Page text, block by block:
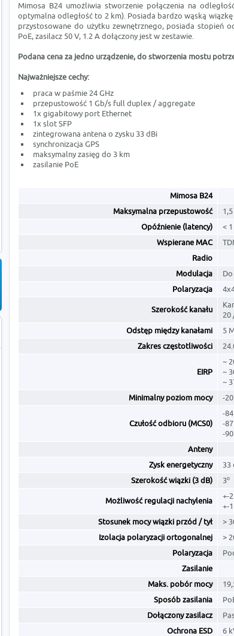
Mimosa B24 umożliwia stworzenie połączenia na
optymalna odległość to 2 km). Posiada bardzo wąską
przystosowane do użytku zewnętrznego, posiada stopień
PoE, zasilacz 50 V, 1.2 A dołączony jest w zestawie.
Podana cena za jedno urządzenie, do stworzenia mostu
Najważniejsze cechy:
praca w paśmie 24 GHz
przepustowość 1 Gb/s full duplex / aggregate
1x gigabitowy port Ethernet
1x slot SFP
zintegrowana antena o zysku 33 dBi
synchronizacja GPS
maksymalny zasięg do 3 km
zasilanie PoE
Mimosa B24
Maksymalna przepustowość
Opóźnienie (latency)
<
Wspierane MAC
Radio
Modulacja
Polaryzacja
Szerokość kanału
20
Odstęp między kanałami
5
Zakres częstotliwości
EIRP
~
~
~
Minimalny poziom mocy
-
Czułość odbioru (MCS0)
-
-
-
Anteny
Zysk energetyczny
33
Szerokość wiązki (3 dB)
3º
Możliwość regulacji nachylenia
+-
+-
Stosunek mocy wiązki przód / tył
>
Izolacja polaryzacji ortogonalnej
>
Polaryzacja
Zasilanie
Maks. pobór mocy
Sposób zasilania
Dołączony zasilacz
Ochrona ESD
6